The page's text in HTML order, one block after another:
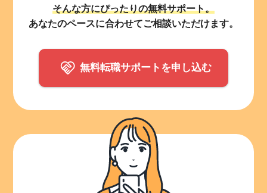
そんな方にぴったりの無料サポート。
あなたのペースに合わせてご相談いただけます。
無料転職サポートを申し込む